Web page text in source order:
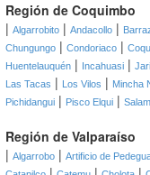
Región de Coquimbo
| Algarrobito | Andacollo |
Chungungo | Condoriaco |
Huentelauquén | Incahuasi |
Las Tacas | Los Vilos | Mincha
Pichidangui | Pisco Elqui |
Región de Valparaíso
| Algarrobo | Artificio de